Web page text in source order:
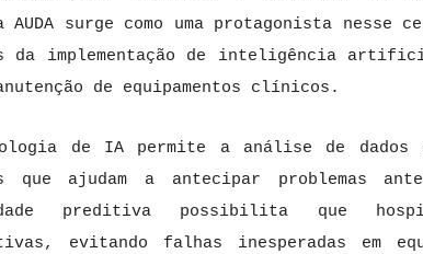
AUDA surge como uma protagonista nesse
da implementação de inteligência
de equipamentos clínicos.
de IA permite a análise de dados
que ajudam a antecipar problemas
preditiva possibilita que
evitando falhas inesperadas em